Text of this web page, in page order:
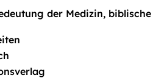
der Medizin,